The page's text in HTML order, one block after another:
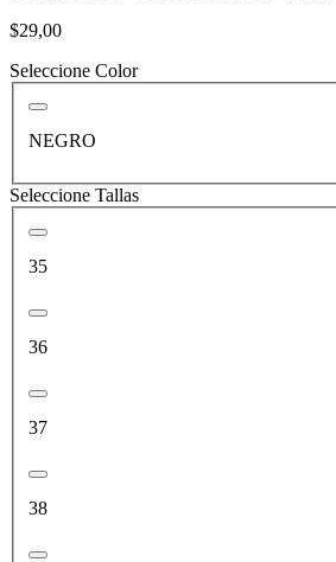
$29,00
Seleccione Color
NEGRO
Seleccione Tallas
35
36
37
38